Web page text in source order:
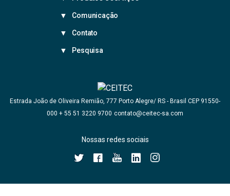
Comunicação
Contato
Pesquisa
Estrada João de Oliveira Remião, 777 Porto Alegre/ RS - Brasil CEP 91550-
000 + 55 51 3220 9700 contato@ceitec-sa.com
Nossas redes sociais